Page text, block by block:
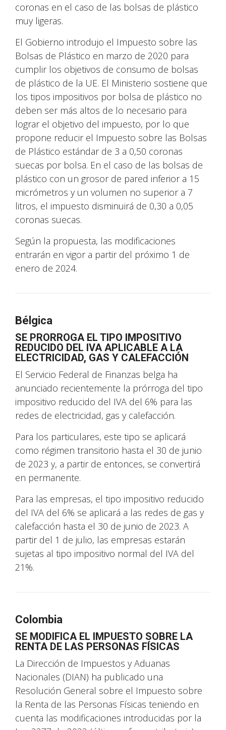
coronas en el caso de las bolsas de plástico
muy ligeras.
El Gobierno introdujo el Impuesto sobre las
Bolsas de Plástico en marzo de 2020 para
cumplir los objetivos de consumo de bolsas
de plástico de la UE. El Ministerio sostiene que
los tipos impositivos por bolsa de plástico no
deben ser más altos de lo necesario para
lograr el objetivo del impuesto, por lo que
propone reducir el Impuesto sobre las Bolsas
de Plástico estándar de 3 a 0,50 coronas
suecas por bolsa. En el caso de las bolsas de
plástico con un grosor de pared inferior a 15
micrómetros y un volumen no superior a 7
litros, el impuesto disminuirá de 0,30 a 0,05
coronas suecas.
Según la propuesta, las modificaciones
entrarán en vigor a partir del próximo 1 de
enero de 2024.
Bélgica
SE PRORROGA EL TIPO IMPOSITIVO
REDUCIDO DEL IVA APLICABLE A LA
ELECTRICIDAD, GAS Y CALEFACCIÓN
El Servicio Federal de Finanzas belga ha
anunciado recientemente la prórroga del tipo
impositivo reducido del IVA del 6% para las
redes de electricidad, gas y calefacción.
Para los particulares, este tipo se aplicará
como régimen transitorio hasta el 30 de junio
de 2023 y, a partir de entonces, se convertirá
en permanente.
Para las empresas, el tipo impositivo reducido
del IVA del 6% se aplicará a las redes de gas y
calefacción hasta el 30 de junio de 2023. A
partir del 1 de julio, las empresas estarán
sujetas al tipo impositivo normal del IVA del
21%.
Colombia
SE MODIFICA EL IMPUESTO SOBRE LA
RENTA DE LAS PERSONAS FÍSICAS
La Dirección de Impuestos y Aduanas
Nacionales (DIAN) ha publicado una
Resolución General sobre el Impuesto sobre
la Renta de las Personas Físicas teniendo en
cuenta las modificaciones introducidas por la